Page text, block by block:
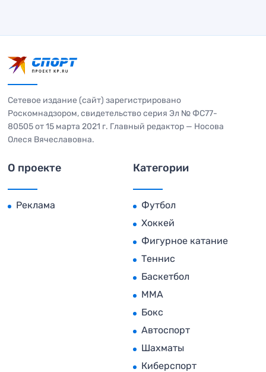
Сетевое издание (сайт) зарегистрировано
Роскомнадзором, свидетельство серия Эл № ФС77-
80505 от 15 марта 2021 г. Главный редактор — Носова
Олеся Вячеславовна.
О проекте
Реклама
Категории
Футбол
Хоккей
Фигурное катание
Теннис
Баскетбол
MMA
Бокс
Автоспорт
Шахматы
Киберспорт